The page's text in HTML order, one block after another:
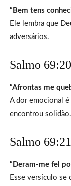
“Bem tens
Ele lembra que
adversários.
Salmo 69:20
“Afrontas me
A dor emocional
encontrou solidão.
Salmo 69:21
“Deram-me fel
Esse versículo se